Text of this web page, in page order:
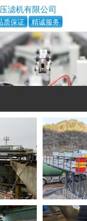
滤机有限公司
质保证 精诚服务
方项目 中铁隧道局